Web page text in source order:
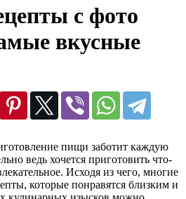
с фото
вкусные
пищи заботит каждую
ведь хочется приготовить что-
Исходя из чего, многие
которые понравятся близким и